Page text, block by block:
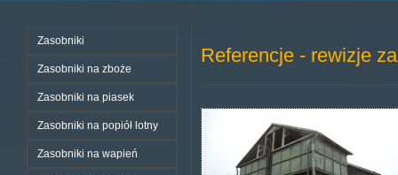
Zasobniki
Zasobniki na zboże
Zasobniki na piasek
Zasobniki na popiół lotny
Zasobniki na wapień
Referencje - rewizje